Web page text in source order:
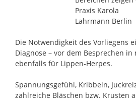
Die Notwendigkeit des Vorliegens
Diagnose – vor dem Besprechen
ebenfalls für Lippen-Herpes.
Spannungsgefühl, Kribbeln,
zahlreiche Bläschen bzw. Krusten